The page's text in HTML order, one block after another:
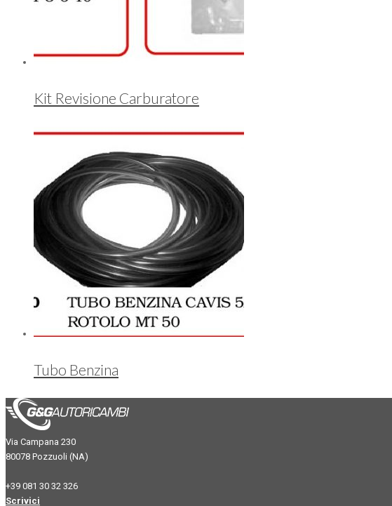
Kit Revisione Carburatore
Tubo Benzina
Via Campana 230
80078 Pozzuoli (NA)
+39 081 30 32 326
Scrivici